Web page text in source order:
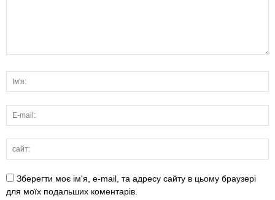
Зберегти моє ім'я, e-mail, та адресу сайту в цьому браузері
для моїх подальших коментарів.